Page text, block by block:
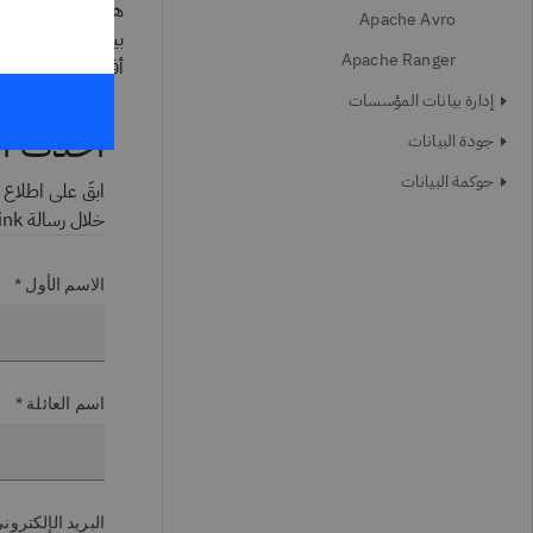
Apache Avro
Apache Ranger
إدارة بيانات المؤسسات
جودة البيانات
حوكمة البيانات
هي
أفضل من خلال
أحدث
ابقَ على اطلاع
خلال رسالة Think الإخبارية. راجع
الاسم الأول *
اسم العائلة *
البريد